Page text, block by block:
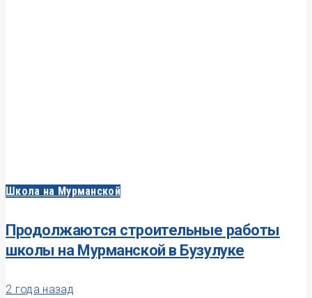
Школа на Мурманской
Продолжаются строительные работы
школы на Мурманской в Бузулуке
2 года назад